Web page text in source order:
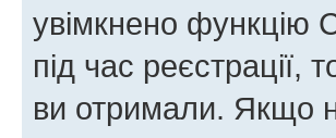
увімкнено функцію
під час реєстрації,
ви отримали. Якщо